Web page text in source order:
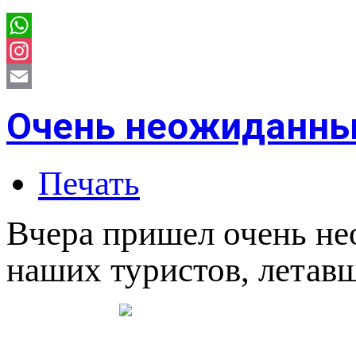
Instagram
Очень
Печать
Вчера пришел очень
наших туристов,